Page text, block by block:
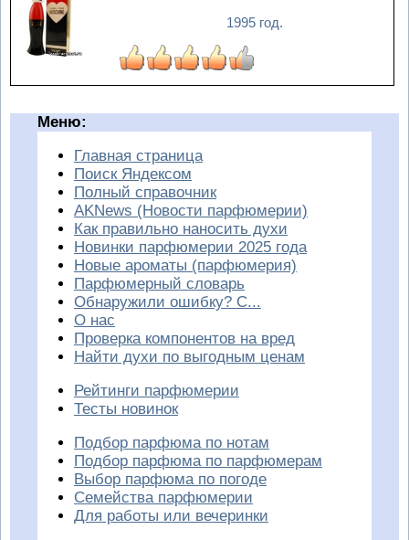
1995 год.
Меню:
Главная страница
Поиск Яндексом
Полный справочник
AKNews (Новости парфюмерии)
Как правильно наносить духи
Новинки парфюмерии 2025 года
Новые ароматы (парфюмерия)
Парфюмерный словарь
Обнаружили ошибку? С...
О нас
Проверка компонентов на вред
Найти духи по выгодным ценам
Рейтинги парфюмерии
Тесты новинок
Подбор парфюма по нотам
Подбор парфюма по парфюмерам
Выбор парфюма по погоде
Семейства парфюмерии
Для работы или вечеринки